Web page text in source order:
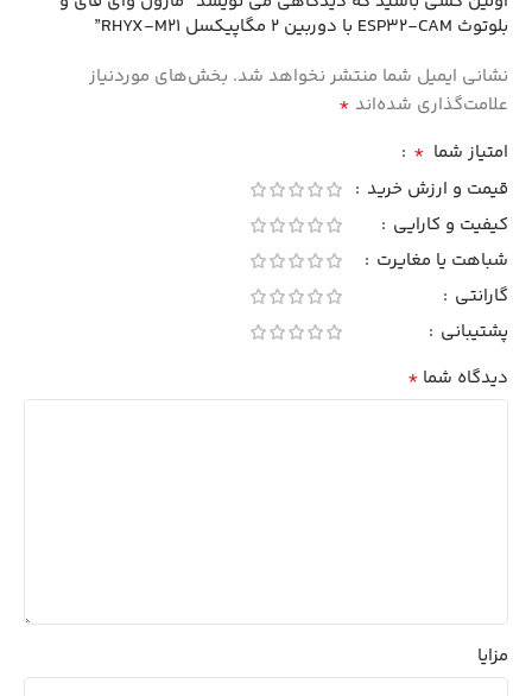
بلوتوث ESP32-CAM با دوربین 2 مگاپیکسل RHYX-M21”
نشانی ایمیل شما منتشر نخواهد شد. بخش‌های موردنیاز
علامت‌گذاری شده‌اند *
امتیاز شما *
قیمت و ارزش خرید
کیفیت و کارایی
شباهت یا مغایرت
گارانتی
پشتیبانی
دیدگاه شما *
مزایا